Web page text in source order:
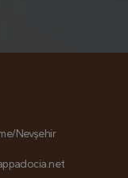
Nevşehir